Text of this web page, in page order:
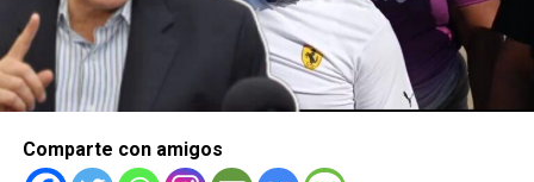
Comparte con amigos